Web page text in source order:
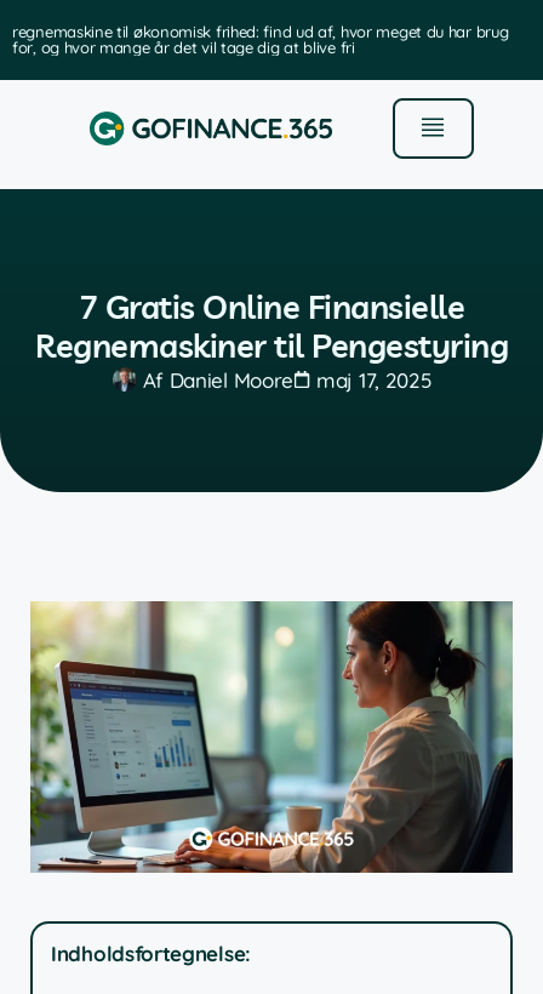
regnemaskine til økonomisk frihed: find ud af, hvor meget du har brug
for, og hvor mange år det vil tage dig at blive fri
7 Gratis Online Finansielle
Regnemaskiner til Pengestyring
AfDaniel Moore maj 17, 2025
Indholdsfortegnelse: